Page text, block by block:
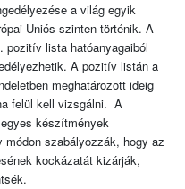
a világ egyik
Uniós szinten történik. A
lista hatóanyagaiból
A pozitív listán a
meghatározott ideig
felül kell vizsgálni. A
készítmények
szabályozzák, hogy az
kockázatát kizárják,